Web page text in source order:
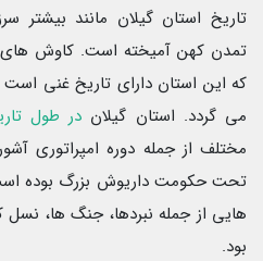
تاریخ استان گیلان مانند بیشتر
تمدن کهن آمیخته است. کاوش
که این استان دارای تاریخ غنی است
می گردد. استان گیلان در طول
مختلف از جمله دوره امپراتوری
تحت حکومت داریوش بزرگ بوده
هایی از جمله نبردها، جنگ ها،
بود.